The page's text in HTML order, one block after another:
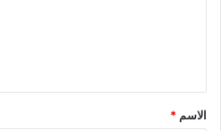
ق
*
الاسم *